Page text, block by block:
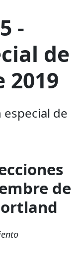
-
de
2019
especial de
de